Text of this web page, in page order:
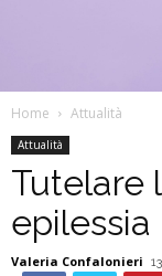
Home Attualità
Attualità
Tutelare
epilessia
Valeria Confalonieri